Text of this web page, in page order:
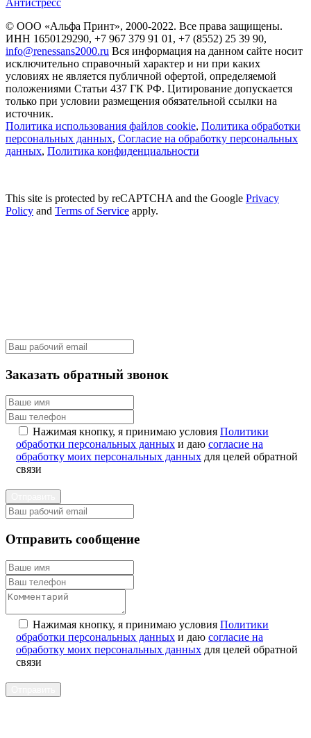
© ООО «Альфа Принт», 2000-2022. Все права защищены.
ИНН 1650129290, +7 967 379 91 01, +7 (8552) 25 39 90,
info@renessans2000.ru Вся информация на данном сайте носит
исключительно справочный характер и ни при каких
условиях не является публичной офертой, определяемой
положениями Статьи 437 ГК РФ. Цитирование допускается
только при условии размещения обязательной ссылки на
источник.
Политика использования файлов cookie, Политика обработки
персональных данных, Согласие на обработку персональных
данных, Политика конфиденциальности
This site is protected by reCAPTCHA and the Google Privacy
Policy and Terms of Service apply.
Заказать обратный звонок
Нажимая кнопку, я принимаю условия Политики
обработки персональных данных и даю согласие на
обработку моих персональных данных для целей обратной
связи
Отправить сообщение
Нажимая кнопку, я принимаю условия Политики
обработки персональных данных и даю согласие на
обработку моих персональных данных для целей обратной
связи